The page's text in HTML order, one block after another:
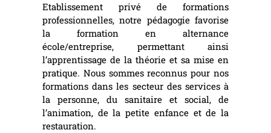
Etablissement privé de formations
professionnelles, notre pédagogie favorise
la formation en alternance
école/entreprise, permettant ainsi
l’apprentissage de la théorie et sa mise en
pratique. Nous sommes reconnus pour nos
formations dans les secteur des services à
la personne, du sanitaire et social, de
l’animation, de la petite enfance et de la
restauration.